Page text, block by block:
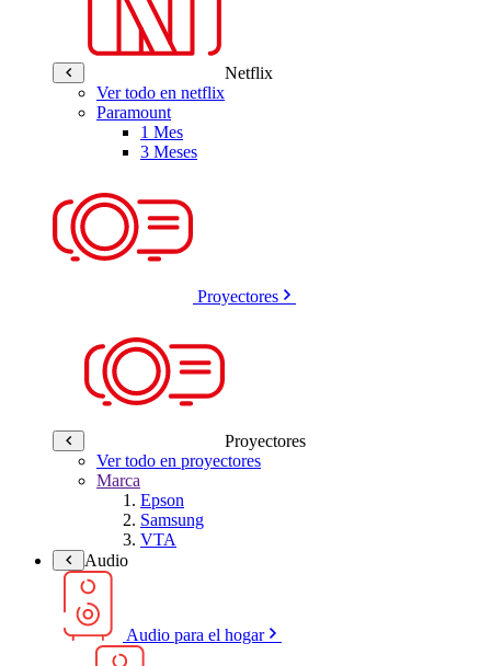
Netflix
Ver todo en netflix
Paramount
1 Mes
3 Meses
Proyectores
Proyectores
Ver todo en proyectores
Marca
Epson
Samsung
VTA
Audio
Audio para el hogar